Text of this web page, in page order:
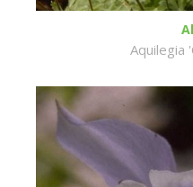
Aquilegia